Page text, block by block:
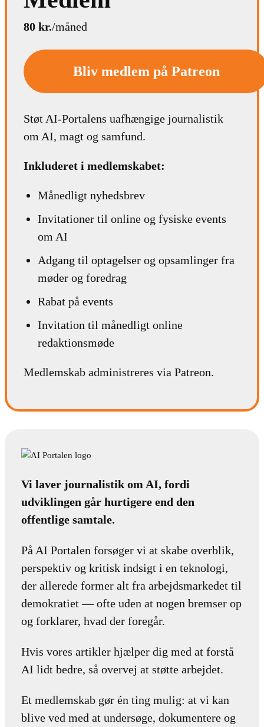
80 kr./måned
Bliv medlem på Patreon
Støt AI-Portalens uafhængige journalistik
om AI, magt og samfund.
Inkluderet i medlemskabet:
Månedligt nyhedsbrev
Invitationer til online og fysiske events
om AI
Adgang til optagelser og opsamlinger fra
møder og foredrag
Rabat på events
Invitation til månedligt online
redaktionsmøde
Medlemskab administreres via Patreon.
Vi laver journalistik om AI, fordi
udviklingen går hurtigere end den
offentlige samtale.
På AI Portalen forsøger vi at skabe overblik,
perspektiv og kritisk indsigt i en teknologi,
der allerede former alt fra arbejdsmarkedet til
demokratiet — ofte uden at nogen bremser op
og forklarer, hvad der foregår.
Hvis vores artikler hjælper dig med at forstå
AI lidt bedre, så overvej at støtte arbejdet.
Et medlemskab gør én ting mulig: at vi kan
blive ved med at undersøge, dokumentere og